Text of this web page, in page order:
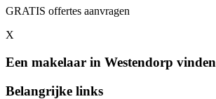
GRATIS offertes aanvragen
X
Een makelaar in Westendorp vinden
Belangrijke links